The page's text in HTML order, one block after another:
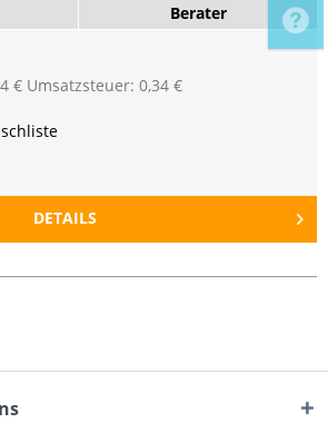
Berater
€ Umsatzsteuer: 0,34 €
DETAILS